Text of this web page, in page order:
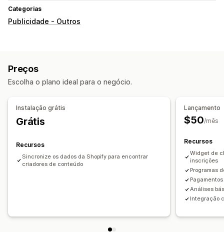
Categorias
Publicidade - Outros
Preços
Escolha o plano ideal para o negócio.
Instalação grátis
Grátis
Recursos
Sincronize os dados da Shopify para encontrar
criadores de conteúdo
Lançamento
$50/mês
Recursos
Widget de
inscrições
Programas
Análises
Integração